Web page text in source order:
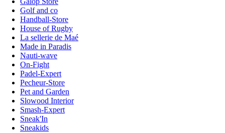
Golf and co
Handball-Store
House of Rugby
La sellerie de Maé
Made in Paradis
Nauti-wave
On-Fight
Padel-Expert
Pecheur-Store
Pet and Garden
Slowood Interior
Smash-Expert
Sneak'In
Sneakids